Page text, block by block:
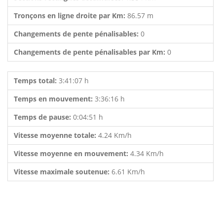
Tronçons en ligne droite par Km: 86.57 m
Changements de pente pénalisables: 0
Changements de pente pénalisables par Km: 0
Temps total: 3:41:07 h
Temps en mouvement: 3:36:16 h
Temps de pause: 0:04:51 h
Vitesse moyenne totale: 4.24 Km/h
Vitesse moyenne en mouvement: 4.34 Km/h
Vitesse maximale soutenue: 6.61 Km/h